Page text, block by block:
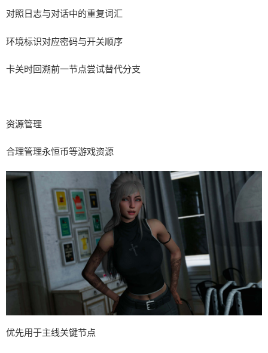
对照日志与对话中的重复词汇
环境标识对应密码与开关顺序
卡关时回溯前一节点尝试替代分支
资源管理
合理管理永恒币等游戏资源
优先用于主线关键节点